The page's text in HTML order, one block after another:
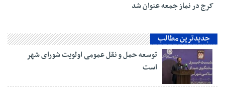
کرج در نماز جمعه عنوان شد
جدیدترین مطالب
توسعه حمل و نقل عمومی اولویت شورای شهر
است